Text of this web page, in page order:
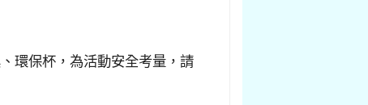
環保杯，為活動安全考量，請